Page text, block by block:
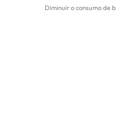
Diminuir o consumo de